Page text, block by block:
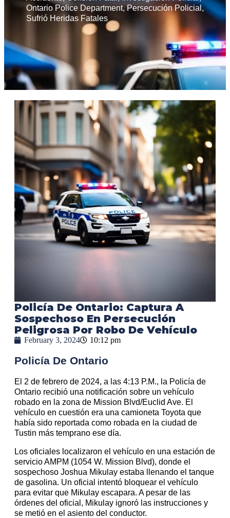
Ontario Police Department,Persecución Policial,
Sufrió Heridas Fatales
Policía De Ontario: Captura A
Sospechoso En Persecución
Peligrosa Por Robo De Vehículo
February 3, 2024 10:12 pm
Policía De Ontario
El 2 de febrero de 2024, a las 4:13 P.M., la Policía de
Ontario recibió una notificación sobre un vehículo
robado en la zona de Mission Blvd/Euclid Ave. El
vehículo en cuestión era una camioneta Toyota que
había sido reportada como robada en la ciudad de
Tustin más temprano ese día.
Los oficiales localizaron el vehículo en una estación de
servicio AMPM (1054 W. Mission Blvd), donde el
sospechoso Joshua Mikulay estaba llenando el tanque
de gasolina. Un oficial intentó bloquear el vehículo
para evitar que Mikulay escapara. A pesar de las
órdenes del oficial, Mikulay ignoró las instrucciones y
se metió en el asiento del conductor.